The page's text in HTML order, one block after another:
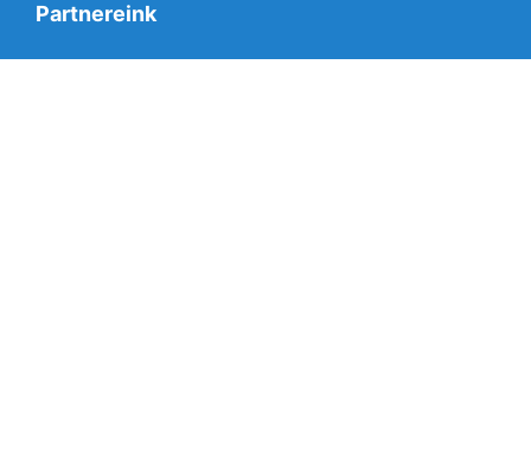
Partnereink